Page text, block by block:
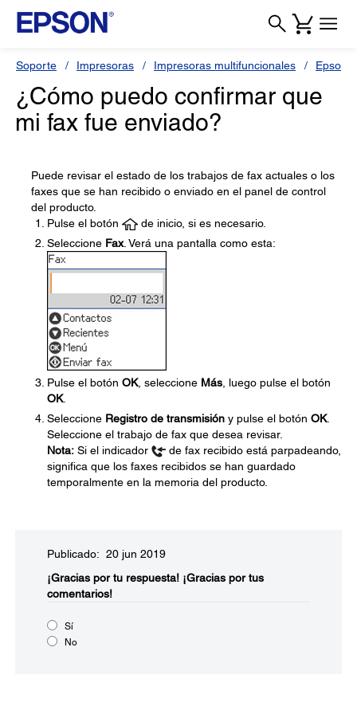
Soporte Impresoras Impresoras multifuncionales Epson L
¿Cómo puedo confirmar que
mi fax fue enviado?
Puede revisar el estado de los trabajos de fax actuales o los
faxes que se han recibido o enviado en el panel de control
del producto.
Pulse el botón
de inicio, si es necesario.
Seleccione Fax. Verá una pantalla como esta:
Pulse el botón OK, seleccione Más , luego pulse el botón
OK.
Seleccione Registro de transmisión y pulse el botón OK.
Seleccione el trabajo de fax que desea revisar.
Nota: Si el indicador
de fax recibido está parpadeando,
significa que los faxes recibidos se han guardado
temporalmente en la memoria del producto.
Publicado: 20 jun 2019
¡Gracias por tu respuesta! ¡Gracias por tus
comentarios!
Sí
No